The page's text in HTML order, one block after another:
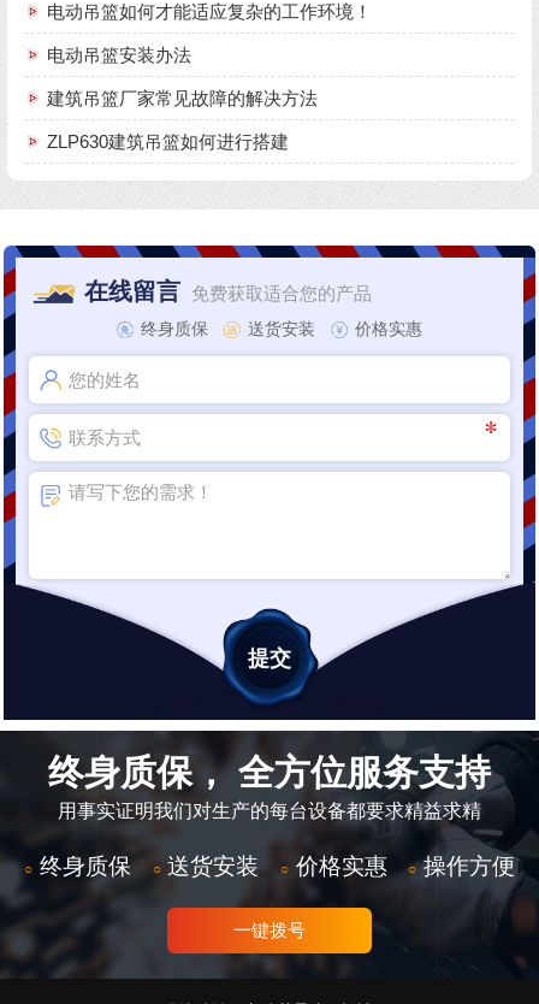
电动吊篮如何才能适应复杂的工作环境！
电动吊篮安装办法
建筑吊篮厂家常见故障的解决方法
ZLP630建筑吊篮如何进行搭建
在线留言 免费获取适合您的产品
终身质保 送货安装 价格实惠
终身质保， 全方位服务支持
用事实证明我们对生产的每台设备都要求精益求精
○ 终身质保 ○ 送货安装 ○ 价格实惠 ○ 操作方便
一键拨号